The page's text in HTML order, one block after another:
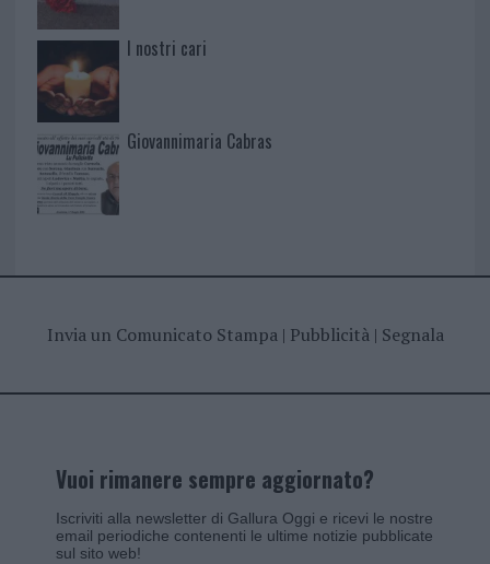
I nostri cari
Giovannimaria Cabras
Invia un Comunicato Stampa| Pubblicità| Segnala
Vuoi rimanere sempre aggiornato?
Iscriviti alla newsletter di Gallura Oggi e ricevi le nostre
email periodiche contenenti le ultime notizie pubblicate
sul sito web!